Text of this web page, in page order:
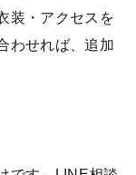
装・アクセスを
わせれば、追加